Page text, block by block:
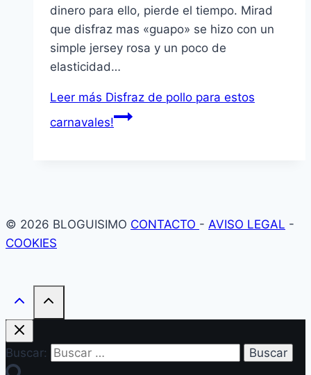
dinero para ello, pierde el tiempo. Mirad
que disfraz mas «guapo» se hizo con un
simple jersey rosa y un poco de
elasticidad…
Leer más Disfraz de pollo para estos
carnavales!
© 2026 BLOGUISIMO CONTACTO - AVISO LEGAL -
COOKIES
Buscar: